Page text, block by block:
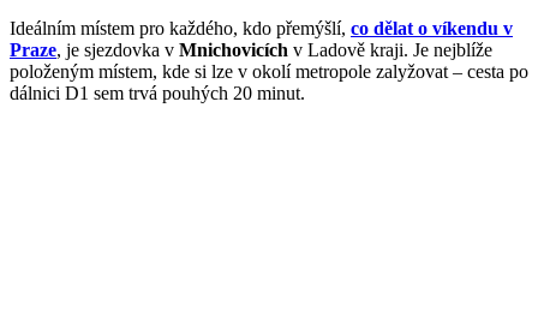
Ideálním místem pro každého, kdo přemýšlí, co dělat o víkendu v
Praze, je sjezdovka v Mnichovicích v Ladově kraji. Je nejblíže
položeným místem, kde si lze v okolí metropole zalyžovat – cesta po
dálnici D1 sem trvá pouhých 20 minut.